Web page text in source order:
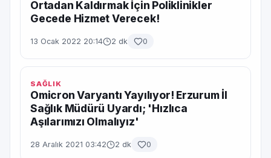
Ortadan Kaldırmak İçin Poliklinikler
Gecede Hizmet Verecek!
13 Ocak 2022 20:14 2 dk 0
SAĞLIK
Omicron Varyantı Yayılıyor! Erzurum İl
Sağlık Müdürü Uyardı; 'Hızlıca
Aşılarımızı Olmalıyız'
28 Aralık 2021 03:42 2 dk 0